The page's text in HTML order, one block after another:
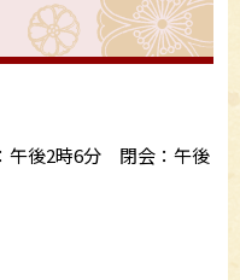
午後2時6分 閉会：午後